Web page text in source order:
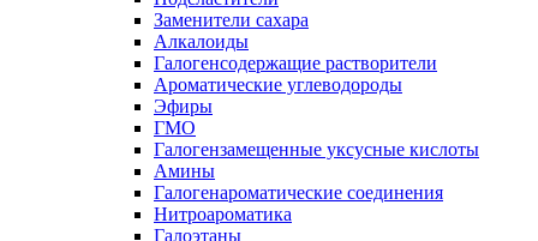
Заменители сахара
Алкалоиды
Галогенсодержащие растворители
Ароматические углеводороды
Эфиры
ГМО
Галогензамещенные уксусные кислоты
Амины
Галогенароматические соединения
Нитроароматика
Галоэтаны